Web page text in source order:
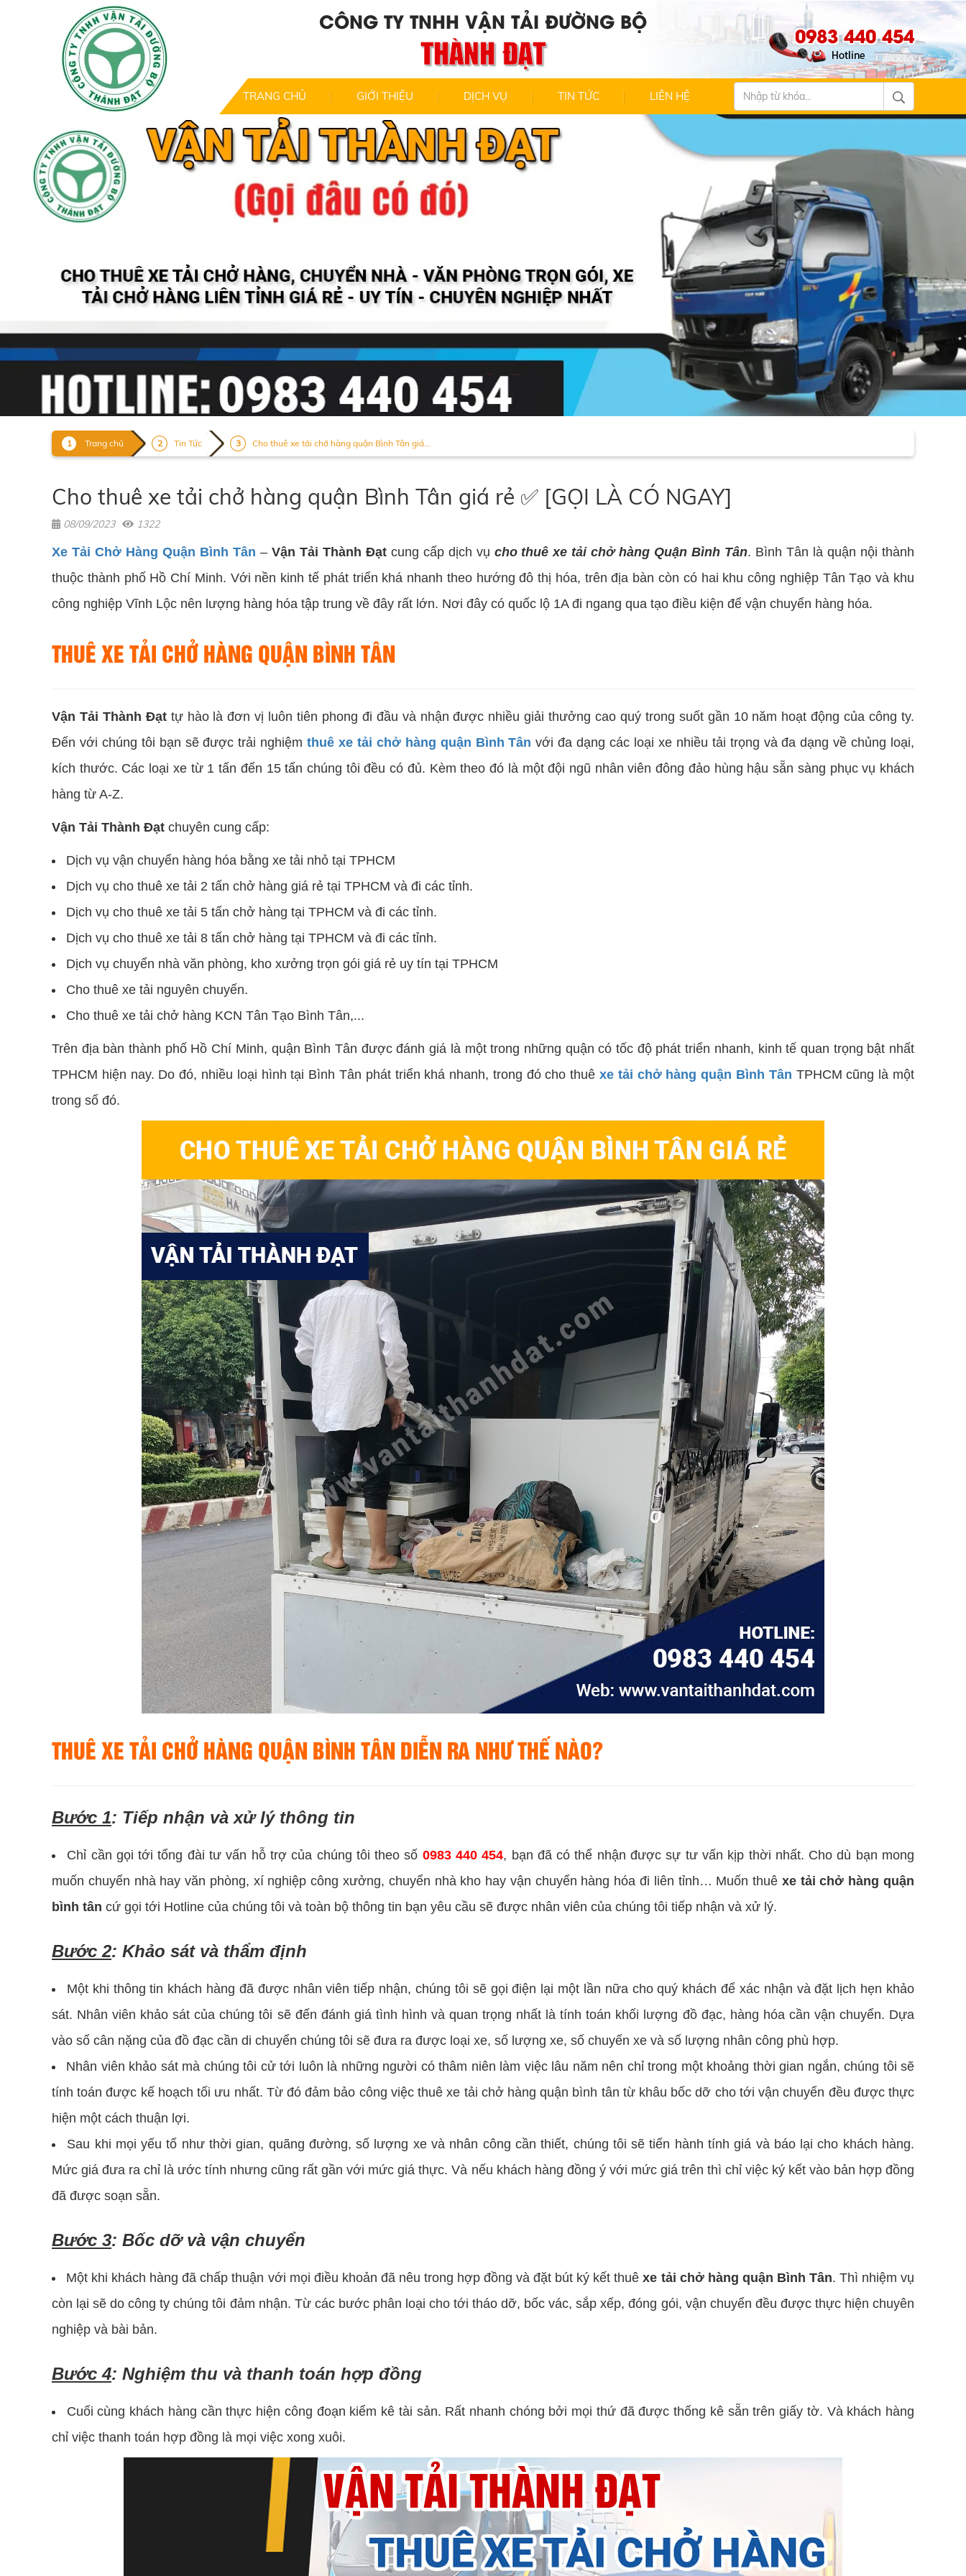
CÔNG TY TNHH VẬN TẢI ĐƯỜNG BỘ
THÀNH ĐẠT 0983 440 454
TRANG CHỦ GIỚI THIỆU DỊCH VỤ TIN TỨC LIÊN HỆ
Trang chủ Tin Tức Cho thuê xe tải chở hàng quận Bình Tân giá...
Cho thuê xe tải chở hàng quận Bình Tân giá rẻ ✅ [GỌI LÀ CÓ NGAY]
08/09/2023 1322
Xe Tải Chở Hàng Quận Bình Tân – Vận Tải Thành Đạtcung cấp dịch vụ cho thuê xe tải chở hàng Quận Bình Tân. Bình Tân là quận nội thành
thuộc thành phố Hồ Chí Minh. Với nền kinh tế phát triển khá nhanh theo hướng đô thị hóa, trên địa bàn còn có hai khu công nghiệp Tân Tạo và khu
công nghiệp Vĩnh Lộc nên lượng hàng hóa tập trung về đây rất lớn. Nơi đây có quốc lộ 1A đi ngang qua tạo điều kiện để vận chuyển hàng hóa.
THUÊ XE TẢI CHỞ HÀNG QUẬN BÌNH TÂN
Vận Tải Thành Đạttự hào là đơn vị luôn tiên phong đi đầu và nhận được nhiều giải thưởng cao quý trong suốt gần 10 năm hoạt động của công ty.
Đến với chúng tôi bạn sẽ được trải nghiệmthuê xe tải chở hàng quận Bình Tân với đa dạng các loại xe nhiều tải trọng và đa dạng về chủng loại,
kích thước. Các loại xe từ 1 tấn đến 15 tấn chúng tôi đều có đủ. Kèm theo đó là một đội ngũ nhân viên đông đảo hùng hậu sẵn sàng phục vụ khách
hàng từ A-Z.
Vận Tải Thành Đạt chuyên cung cấp:
Dịch vụ vận chuyển hàng hóa bằng xe tải nhỏ tại TPHCM
Dịch vụ cho thuê xe tải 2 tấn chở hàng giá rẻ tại TPHCM và đi các tỉnh.
Dịch vụ cho thuê xe tải 5 tấn chở hàng tại TPHCM và đi các tỉnh.
Dịch vụ cho thuê xe tải 8 tấn chở hàng tại TPHCM và đi các tỉnh.
Dịch vụ chuyển nhà văn phòng, kho xưởng trọn gói giá rẻ uy tín tại TPHCM
Cho thuê xe tải nguyên chuyến.
Cho thuê xe tải chở hàng KCN Tân Tạo Bình Tân,...
Trên địa bàn thành phố Hồ Chí Minh, quận Bình Tân được đánh giá là một trong những quận có tốc độ phát triển nhanh, kinh tế quan trọng bật nhất
TPHCM hiện nay. Do đó, nhiều loại hình tại Bình Tân phát triển khá nhanh, trong đó cho thuêxe tải chở hàng quận Bình Tân TPHCM cũng là một
trong số đó.
THUÊ XE TẢI CHỞ HÀNG QUẬN BÌNH TÂN DIỄN RA NHƯ THẾ NÀO?
Bước 1: Tiếp nhận và xử lý thông tin
Chỉ cần gọi tới tổng đài tư vấn hỗ trợ của chúng tôi theo số 0983 440 454, bạn đã có thể nhận được sự tư vấn kịp thời nhất. Cho dù bạn mong
muốn chuyển nhà hay văn phòng, xí nghiệp công xưởng, chuyển nhà kho hay vận chuyển hàng hóa đi liên tỉnh… Muốn thuê xe tải chở hàng quận
bình tân cứ gọi tới Hotline của chúng tôi và toàn bộ thông tin bạn yêu cầu sẽ được nhân viên của chúng tôi tiếp nhận và xử lý.
Bước 2: Khảo sát và thẩm định
Một khi thông tin khách hàng đã được nhân viên tiếp nhận, chúng tôi sẽ gọi điện lại một lần nữa cho quý khách để xác nhận và đặt lịch hẹn khảo
sát. Nhân viên khảo sát của chúng tôi sẽ đến đánh giá tình hình và quan trọng nhất là tính toán khối lượng đồ đạc, hàng hóa cần vận chuyển. Dựa
vào số cân nặng của đồ đạc cần di chuyển chúng tôi sẽ đưa ra được loại xe, số lượng xe, số chuyến xe và số lượng nhân công phù hợp.
Nhân viên khảo sát mà chúng tôi cử tới luôn là những người có thâm niên làm việc lâu năm nên chỉ trong một khoảng thời gian ngắn, chúng tôi sẽ
tính toán được kế hoạch tối ưu nhất. Từ đó đảm bảo công việc thuê xe tải chở hàng quận bình tân từ khâu bốc dỡ cho tới vận chuyển đều được thực
hiện một cách thuận lợi.
Sau khi mọi yếu tố như thời gian, quãng đường, số lượng xe và nhân công cần thiết, chúng tôi sẽ tiến hành tính giá và báo lại cho khách hàng.
Mức giá đưa ra chỉ là ước tính nhưng cũng rất gần với mức giá thực. Và nếu khách hàng đồng ý với mức giá trên thì chỉ việc ký kết vào bản hợp đồng
đã được soạn sẵn.
Bước 3: Bốc dỡ và vận chuyển
Một khi khách hàng đã chấp thuận với mọi điều khoản đã nêu trong hợp đồng và đặt bút ký kết thuêxe tải chở hàng quận Bình Tân. Thì nhiệm vụ
còn lại sẽ do công ty chúng tôi đảm nhận. Từ các bước phân loại cho tới tháo dỡ, bốc vác, sắp xếp, đóng gói, vận chuyển đều được thực hiện chuyên
nghiệp và bài bản.
Bước 4: Nghiệm thu và thanh toán hợp đồng
Cuối cùng khách hàng cần thực hiện công đoạn kiểm kê tài sản. Rất nhanh chóng bởi mọi thứ đã được thống kê sẵn trên giấy tờ. Và khách hàng
chỉ việc thanh toán hợp đồng là mọi việc xong xuôi.